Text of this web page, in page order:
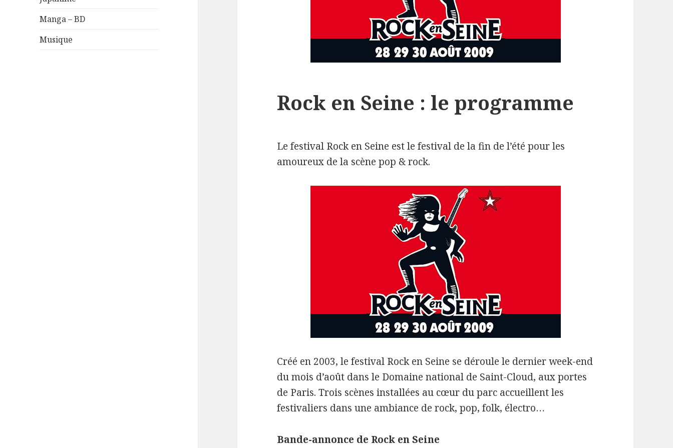
Manga – BD
Musique
Rock en Seine : le programme
Le festival Rock en Seine est le festival de la fin de l’été pour les
amoureux de la scène pop & rock.
Créé en 2003, le festival Rock en Seine se déroule le dernier week-end
du mois d’août dans le Domaine national de Saint-Cloud, aux portes
de Paris. Trois scènes installées au cœur du parc accueillent les
festivaliers dans une ambiance de rock, pop, folk, électro…
Bande-annonce de Rock en Seine